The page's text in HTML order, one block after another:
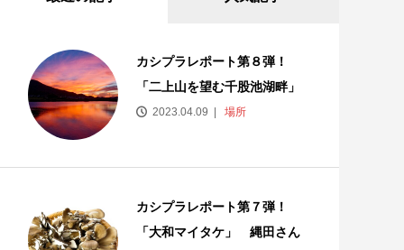
カシプラレポート第８弾！
「二上山を望む千股池湖畔」
2023.04.09 場所
カシプラレポート第７弾！
「大和マイタケ」 縄田さん